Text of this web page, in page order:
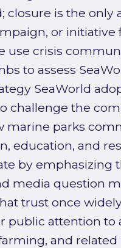
is the only
or initiative
use crisis
to assess
SeaWorld
challenge the
marine parks
education, and
by emphasizing
media question
trust once
public attention to
and related